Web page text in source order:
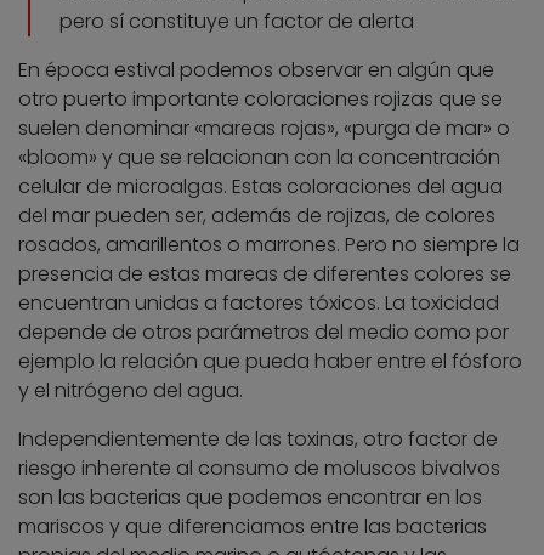
pero sí constituye un factor de alerta
En época estival podemos observar en algún que
otro puerto importante coloraciones rojizas que se
suelen denominar «mareas rojas», «purga de mar» o
«bloom» y que se relacionan con la concentración
celular de microalgas. Estas coloraciones del agua
del mar pueden ser, además de rojizas, de colores
rosados, amarillentos o marrones. Pero no siempre la
presencia de estas mareas de diferentes colores se
encuentran unidas a factores tóxicos. La toxicidad
depende de otros parámetros del medio como por
ejemplo la relación que pueda haber entre el fósforo
y el nitrógeno del agua.
Independientemente de las toxinas, otro factor de
riesgo inherente al consumo de moluscos bivalvos
son las bacterias que podemos encontrar en los
mariscos y que diferenciamos entre las bacterias